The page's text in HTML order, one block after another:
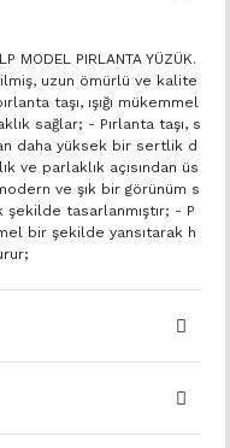
MODEL PIRLANTA YÜZÜK.
uzun ömürlü ve kalite
taşı, ışığı mükemmel
sağlar; - Pırlanta taşı, s
daha yüksek bir sertlik d
ve parlaklık açısından üs
ve şık bir görünüm s
tasarlanmıştır; - P
bir şekilde yansıtarak h